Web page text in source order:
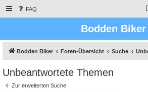
FAQ
Bodden Biker
Bodden Biker Foren-Übersicht Suche
Unbeantwortete Themen
Zur erweiterten Suche